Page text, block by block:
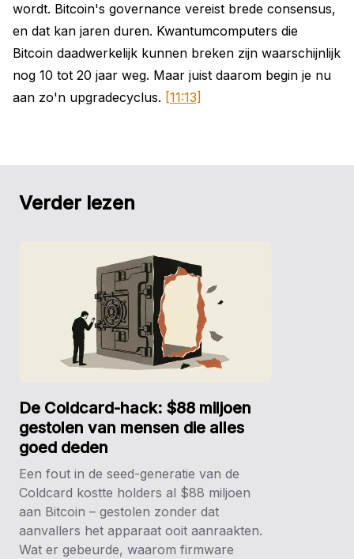
wordt. Bitcoin's governance vereist brede consensus,
en dat kan jaren duren. Kwantumcomputers die
Bitcoin daadwerkelijk kunnen breken zijn waarschijnlijk
nog 10 tot 20 jaar weg. Maar juist daarom begin je nu
aan zo'n upgradecyclus. [11:13]
Verder lezen
De Coldcard-hack: $88 miljoen
gestolen van mensen die alles
goed deden
Een fout in de seed-generatie van de
Coldcard kostte holders al $88 miljoen
aan Bitcoin – gestolen zonder dat
aanvallers het apparaat ooit aanraakten.
Wat er gebeurde, waarom firmware